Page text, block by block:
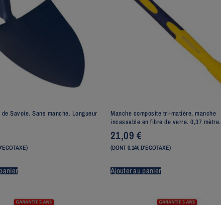
Savoie. Sans manche. Longueur
Manche composite tri-matière, manche
incassable en fibre de verre. 0,37 mètre.
21,09€
(DONT 0.14€ D'ECOTAXE)
Ajouter au panier